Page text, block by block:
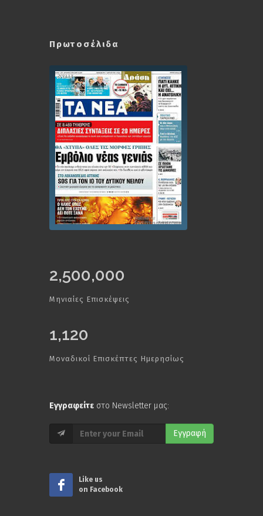
Πρωτοσέλιδα
2,500,000
Μηνιαίες Επισκέψεις
1,120
Μοναδικοί Επισκέπτες Ημερησίως
Εγγραφείτε στο Newsletter μας:
Εγγραφή
Like us
on Facebook